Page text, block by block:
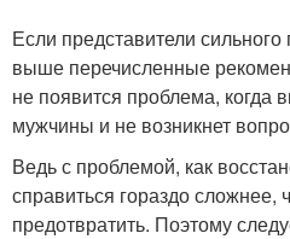
Если представители
выше перечисленные
не появится проблема, когда
мужчины и не возникнет
Ведь с проблемой, как
справиться гораздо сложнее,
предотвратить. Поэтому